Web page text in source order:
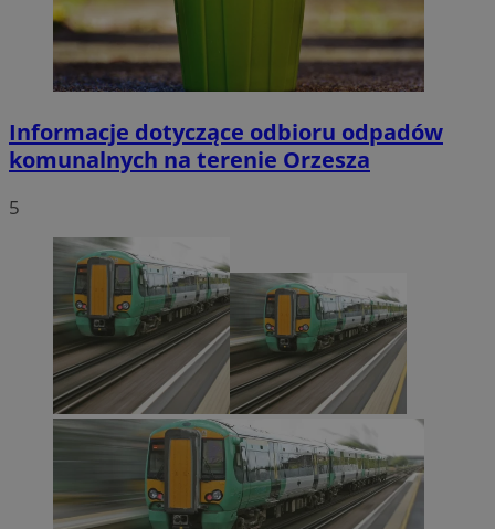
Informacje dotyczące odbioru odpadów
komunalnych na terenie Orzesza
5